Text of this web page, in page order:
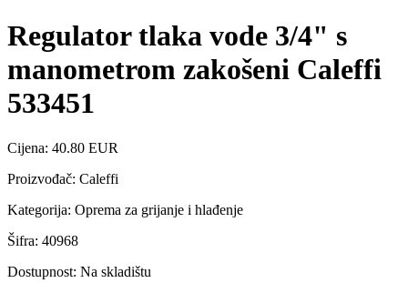
Regulator tlaka vode 3/4" s
manometrom zakošeni Caleffi
533451
Cijena: 40.80 EUR
Proizvođač: Caleffi
Kategorija: Oprema za grijanje i hlađenje
Šifra: 40968
Dostupnost: Na skladištu